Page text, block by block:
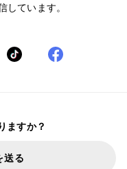
しています。
ますか？
送る